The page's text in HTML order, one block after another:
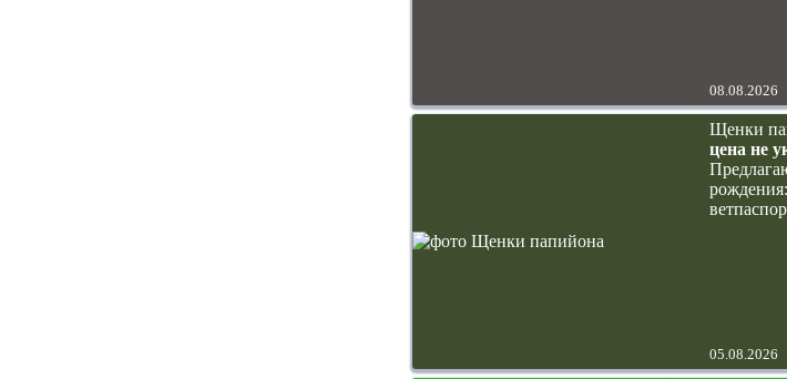
08.08.2026
Щенки
цена не
05.08.2026